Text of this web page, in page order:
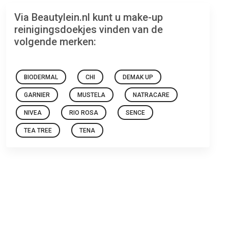
Via Beautylein.nl kunt u make-up
reinigingsdoekjes vinden van de
volgende merken:
BIODERMAL CHI DEMAK UP
GARNIER MUSTELA NATRACARE
NIVEA RIO ROSA SENCE
TEA TREE TENA